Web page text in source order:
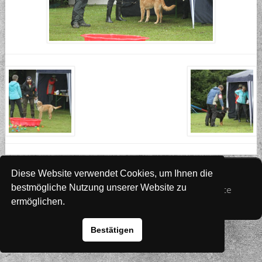
Websitewww.rada-it.com
© 2026 Australian Shepherd - Hovawart - Zuchtstätte
von Altwartenburg
Diese Website verwendet Cookies, um Ihnen die
bestmögliche Nutzung unserer Website zu
ermöglichen.
Bestätigen